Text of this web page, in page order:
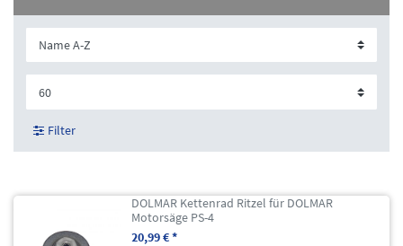
Filter
DOLMAR Kettenrad Ritzel für DOLMAR
Motorsäge PS-4
20,99 € *